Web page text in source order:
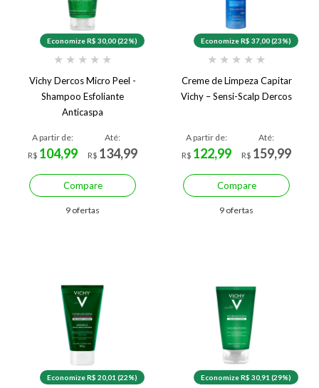
Economize R$ 30,00 (22%)
★ ★ ★ ★ ★
Vichy Dercos Micro Peel -
Shampoo Esfoliante
Anticaspa
A partir de:
R$ 104,99
Até:
R$ 134,99
Compare
9 ofertas
Economize R$ 37,00 (23%)
★ ★ ★ ★ ★
Creme de Limpeza Capitar
Vichy – Sensi-Scalp Dercos
A partir de:
R$ 122,99
Até:
R$ 159,99
Compare
9 ofertas
Economize R$ 20,01 (22%) Economize R$ 30,91 (29%)